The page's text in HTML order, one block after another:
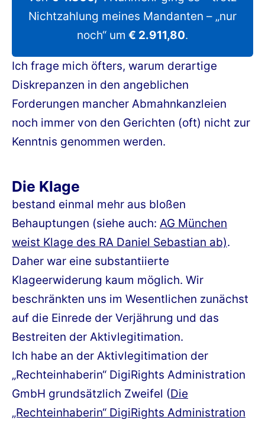
Nichtzahlung meines Mandanten – „nur
noch“ um € 2.911,80.
Ich frage mich öfters, warum derartige
Diskrepanzen in den angeblichen
Forderungen mancher Abmahnkanzleien
noch immer von den Gerichten (oft) nicht zur
Kenntnis genommen werden.
Die Klage
bestand einmal mehr aus bloßen
Behauptungen (siehe auch: AG München
weist Klage des RA Daniel Sebastian ab).
Daher war eine substantiierte
Klageerwiderung kaum möglich. Wir
beschränkten uns im Wesentlichen zunächst
auf die Einrede der Verjährung und das
Bestreiten der Aktivlegitimation.
Ich habe an der Aktivlegitimation der
„Rechteinhaberin“ DigiRights Administration
GmbH grundsätzlich Zweifel (Die
„Rechteinhaberin“ DigiRights Administration